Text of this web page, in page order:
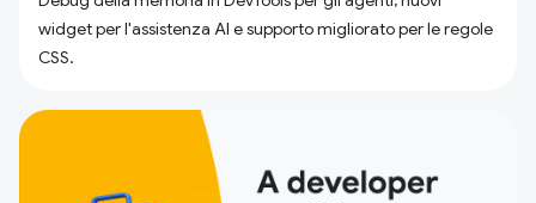
widget per l'assistenza AI e supporto migliorato per le regole
CSS.